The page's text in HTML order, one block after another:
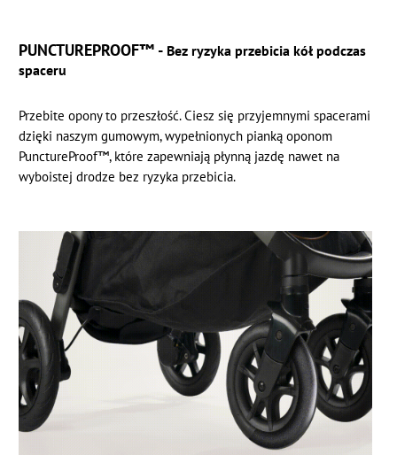
PUNCTUREPROOF™ - Bez ryzyka przebicia kół podczas
spaceru
Przebite opony to przeszłość. Ciesz się przyjemnymi spacerami
dzięki naszym gumowym, wypełnionych pianką oponom
PunctureProof™, które zapewniają płynną jazdę nawet na
wyboistej drodze bez ryzyka przebicia.